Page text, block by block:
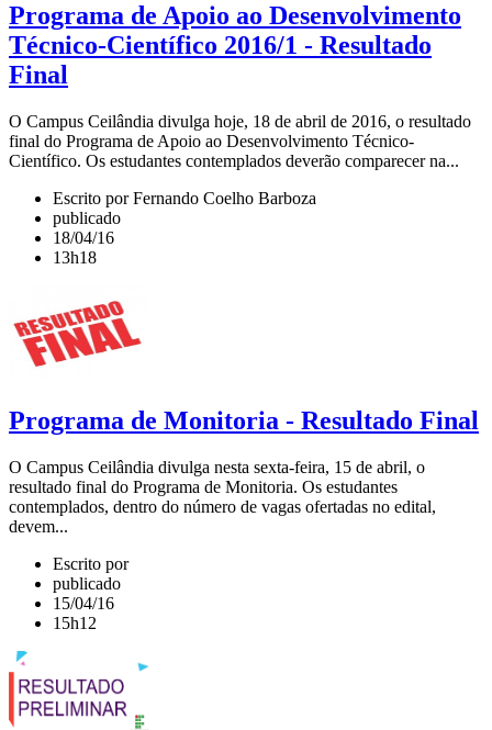
Programa de Apoio ao Desenvolvimento
Técnico-Científico 2016/1 - Resultado
Final
O Campus Ceilândia divulga hoje, 18 de abril de 2016, o resultado
final do Programa de Apoio ao Desenvolvimento Técnico-
Científico. Os estudantes contemplados deverão comparecer na...
Escrito por Fernando Coelho Barboza
publicado
18/04/16
13h18
Programa de Monitoria - Resultado Final
O Campus Ceilândia divulga nesta sexta-feira, 15 de abril, o
resultado final do Programa de Monitoria. Os estudantes
contemplados, dentro do número de vagas ofertadas no edital,
devem...
Escrito por
publicado
15/04/16
15h12